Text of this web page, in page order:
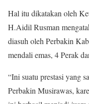
Hal itu dikatakan oleh
H.Aidil Rusman
diasuh oleh Perbakin
mendali emas, 4 Perak
“Ini suatu prestasi yang
Perbakin Musirawas,